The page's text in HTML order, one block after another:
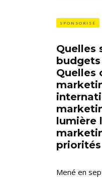
SPONSORISÉ
Quelles
Quelles
lumière
Mené en